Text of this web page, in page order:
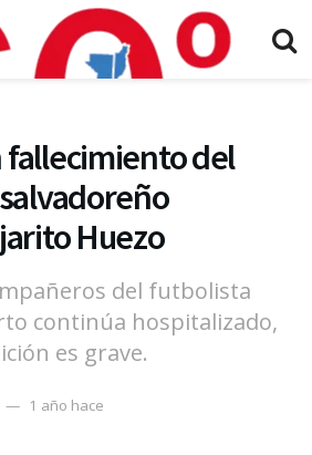
del
Huezo
del futbolista
continúa hospitalizado,
es grave.
1 año hace